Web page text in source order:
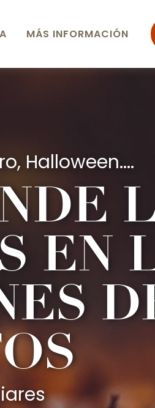
MÁS INFORMACIÓN
Halloween....
EN